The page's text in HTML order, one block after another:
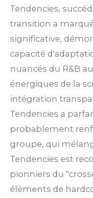
Tendencies,
transition a
significative,
capacité
nuancés du R&B
énergiques de la
intégration
Tendencies a
probablement
groupe, qui
Tendencies est
pionniers du
éléments de